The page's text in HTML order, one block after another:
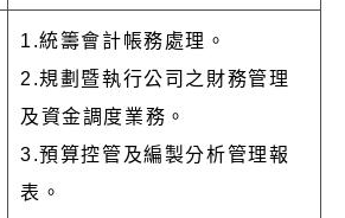
1.統籌會計帳務處理。
2.規劃暨執行公司之財務管理
及資金調度業務。
3.預算控管及編製分析管理報
表。